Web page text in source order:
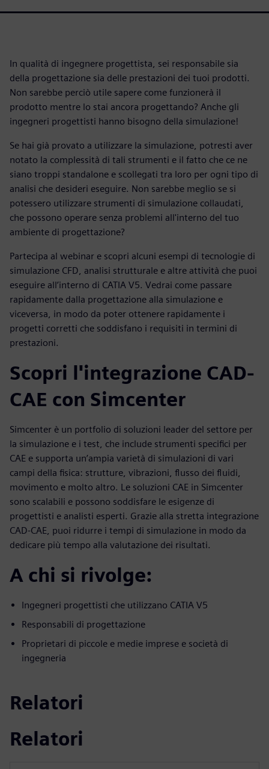
In qualità di ingegnere progettista, sei responsabile sia
della progettazione sia delle prestazioni dei tuoi prodotti.
Non sarebbe perciò utile sapere come funzionerà il
prodotto mentre lo stai ancora progettando? Anche gli
ingegneri progettisti hanno bisogno della simulazione!
Se hai già provato a utilizzare la simulazione, potresti aver
notato la complessità di tali strumenti e il fatto che ce ne
siano troppi standalone e scollegati tra loro per ogni tipo di
analisi che desideri eseguire. Non sarebbe meglio se si
potessero utilizzare strumenti di simulazione collaudati,
che possono operare senza problemi all'interno del tuo
ambiente di progettazione?
Partecipa al webinar e scopri alcuni esempi di tecnologie di
simulazione CFD, analisi strutturale e altre attività che puoi
eseguire all’interno di CATIA V5. Vedrai come passare
rapidamente dalla progettazione alla simulazione e
viceversa, in modo da poter ottenere rapidamente i
progetti corretti che soddisfano i requisiti in termini di
prestazioni.
Scopri l'integrazione CAD-
CAE con Simcenter
Simcenter è un portfolio di soluzioni leader del settore per
la simulazione e i test, che include strumenti specifici per
CAE e supporta un’ampia varietà di simulazioni di vari
campi della fisica: strutture, vibrazioni, flusso dei fluidi,
movimento e molto altro. Le soluzioni CAE in Simcenter
sono scalabili e possono soddisfare le esigenze di
progettisti e analisti esperti. Grazie alla stretta integrazione
CAD-CAE, puoi ridurre i tempi di simulazione in modo da
dedicare più tempo alla valutazione dei risultati.
A chi si rivolge:
Ingegneri progettisti che utilizzano CATIA V5
Responsabili di progettazione
Proprietari di piccole e medie imprese e società di
ingegneria
Relatori
Relatori